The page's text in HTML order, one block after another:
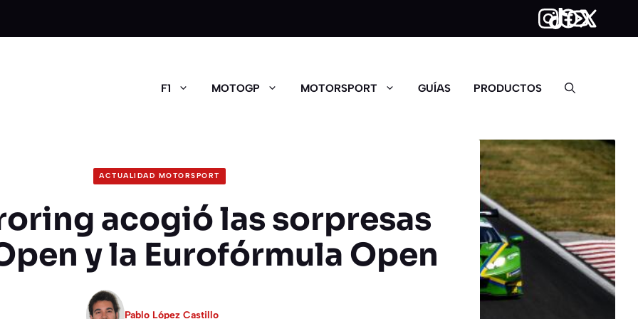
F1 MOTOGP MOTORSPORT GUÍAS PRODUCTOS
ACTUALIDAD MOTORSPORT
acogió las sorpresas
y la Eurofórmula Open
Pablo López Castillo